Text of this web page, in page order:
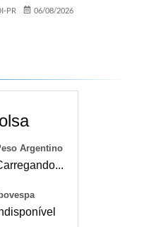
PR 06/08/2026
Argentino
Ibovespa